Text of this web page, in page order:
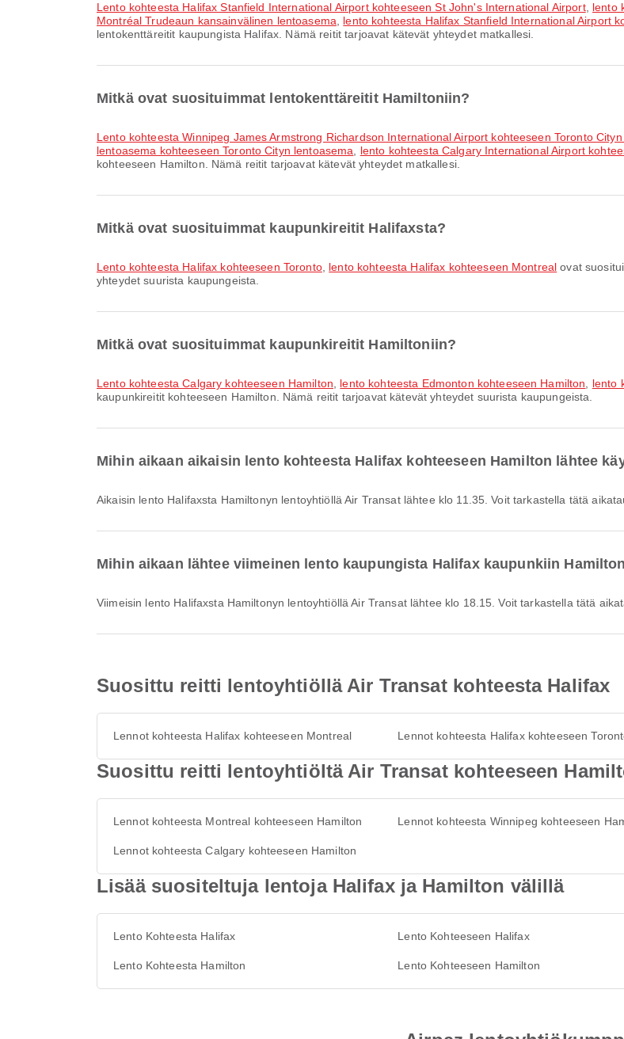
lento kohteesta Halifax Stanfield International Airport kohteeseen St John's International Airport, lento
Montréal Trudeaun kansainvälinen lentoasema
lento kohteesta Halifax Stanfield International Airport
lentokenttäreitit kaupungista Halifax. Nämä reitit tarjoavat kätevät yhteydet matkallesi.
Mitkä ovat suosituimmat lentokenttäreitit Hamiltoniin?
lento kohteesta Winnipeg James Armstrong Richardson International Airport kohteeseen Toronto
lentoasema kohteeseen Toronto Cityn lentoasema
lento kohteesta Calgary International Airport
kohteeseen Hamilton. Nämä reitit tarjoavat kätevät yhteydet matkallesi.
Mitkä ovat suosituimmat kaupunkireitit Halifaxsta?
lento kohteesta Halifax kohteeseen Toronto, lento kohteesta Halifax kohteeseen Montreal ovat
yhteydet suurista kaupungeista.
Mitkä ovat suosituimmat kaupunkireitit Hamiltoniin?
lento kohteesta Calgary kohteeseen Hamilton lento kohteesta Edmonton kohteeseen Hamilton lento
kaupunkireitit kohteeseen Hamilton. Nämä reitit tarjoavat kätevät yhteydet suurista kaupungeista.
Mihin aikaan aikaisin lento kohteesta Halifax kohteeseen Hamilton lähtee
Aikaisin lento Halifaxsta Hamiltonyn lentoyhtiöllä Air Transat lähtee klo 11.35. Voit tarkastella tätä
Mihin aikaan lähtee viimeinen lento kaupungista Halifax kaupunkiin
Viimeisin lento Halifaxsta Hamiltonyn lentoyhtiöllä Air Transat lähtee klo 18.15. Voit tarkastella tätä
Suosittu reitti lentoyhtiöllä Air Transat kohteesta Halifax
Lennot kohteesta Halifax kohteeseen Montreal Lennot kohteesta Halifax kohteeseen
Suosittu reitti lentoyhtiöltä Air Transat kohteeseen
Lennot kohteesta Montreal kohteeseen Hamilton Lennot kohteesta Winnipeg kohteeseen
Lennot kohteesta Calgary kohteeseen Hamilton
Lisää suositeltuja lentoja Halifax ja Hamilton välillä
Lento Kohteesta Halifax
Lento Kohteesta Hamilton
Lento Kohteeseen Halifax
Lento Kohteeseen Hamilton